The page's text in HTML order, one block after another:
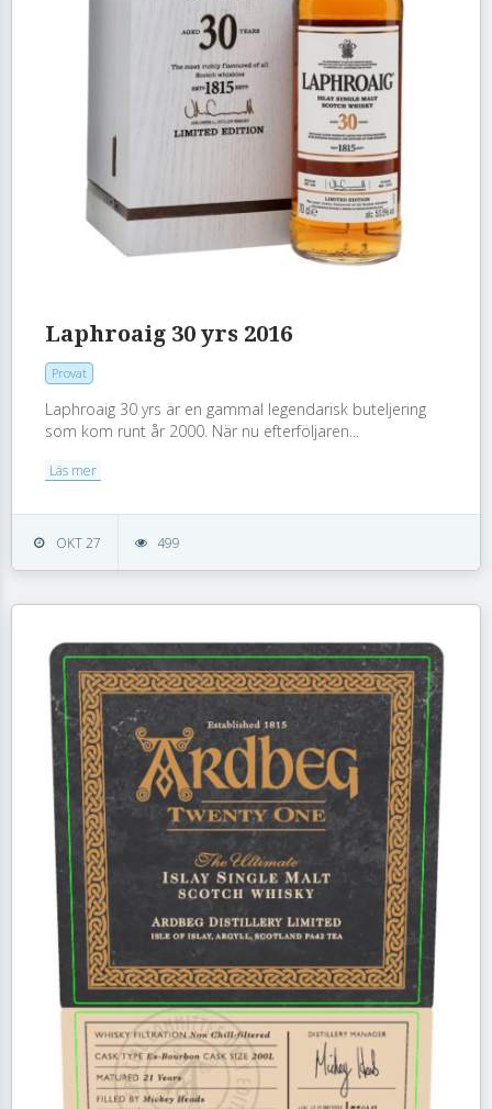
Laphroaig 30 yrs 2016
Provat
Laphroaig 30 yrs är en gammal legendarisk buteljering
som kom runt år 2000. När nu efterföljaren...
Läs mer
OKT 27 499